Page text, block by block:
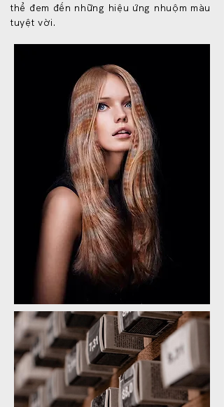
thể đem đến những hiệu ứng nhuộm màu
tuyệt vời.